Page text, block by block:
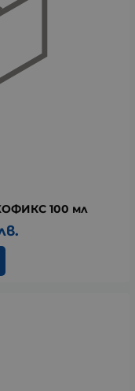
100 мл